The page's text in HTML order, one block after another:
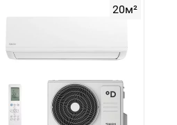
20м²